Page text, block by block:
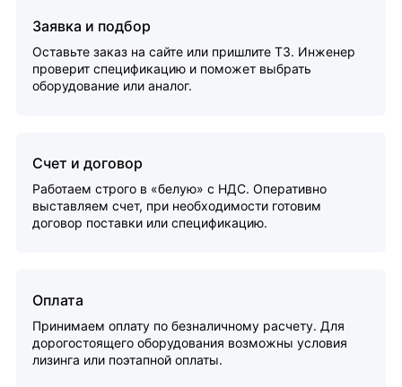
Заявка и подбор
Оставьте заказ на сайте или пришлите ТЗ. Инженер
проверит спецификацию и поможет выбрать
оборудование или аналог.
Счет и договор
Работаем строго в «белую» с НДС. Оперативно
выставляем счет, при необходимости готовим
договор поставки или спецификацию.
Оплата
Принимаем оплату по безналичному расчету. Для
дорогостоящего оборудования возможны условия
лизинга или поэтапной оплаты.